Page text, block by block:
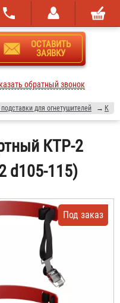
ОСТАВИТЬ
ЗАЯВКУ
обратный звонок
для огнетушителей →
КТР-2
d105-115)
Под заказ